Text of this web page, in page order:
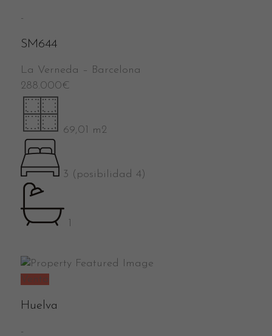
-
SM644
La Verneda – Barcelona
288.000€
69,01 m2
3 (posibilidad 4)
1
Venta
Huelva
-